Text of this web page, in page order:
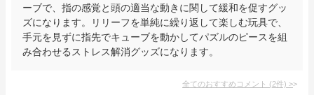
ーブで、指の感覚と頭の適当な動きに関して緩和を促すグッ
ズになります。リリーフを単純に繰り返して楽しむ玩具で、
手元を見ずに指先でキューブを動かしてパズルのピースを組
み合わせるストレス解消グッズになります。
全てのおすすめコメント (2件) >